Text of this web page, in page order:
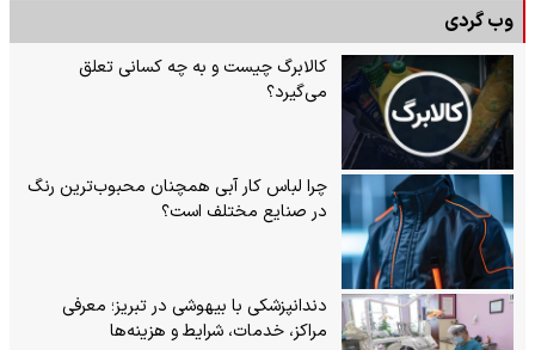
وب گردی
کالابرگ چیست و به چه کسانی تعلق
می‌گیرد؟
چرا لباس کار آبی همچنان محبوب‌ترین رنگ
در صنایع مختلف است؟
دندانپزشکی با بیهوشی در تبریز؛ معرفی
مراکز، خدمات، شرایط و هزینه‌ها